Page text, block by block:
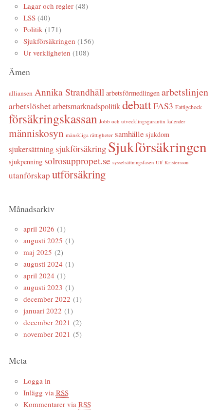
Lagar och regler(48)
LSS(40)
Politik(171)
Sjukförsäkringen (156)
Ur verkligheten (108)
Ämen
alliansen Annika Strandhäll arbetsförmedlingen arbetslinjen
arbetslöshet arbetsmarknadspolitik debattFAS3 Fattigchock
försäkringskassan Jobb och utvecklingsgarantin kalender
människosyn mänskliga rättigheter samhälle sjukdom
sjukersättning sjukförsäkring Sjukförsäkringen
sjukpenning solrosuppropet.se sysselsättningsfasen Ulf Kristersson
utanförskap utförsäkring
Månadsarkiv
april 2026 (1)
augusti 2025 (1)
maj 2025 (2)
augusti 2024 (1)
april 2024 (1)
augusti 2023 (1)
december 2022 (1)
januari 2022 (1)
december 2021 (2)
november 2021 (5)
Meta
Logga in
Inlägg via RSS
Kommentarer via RSS